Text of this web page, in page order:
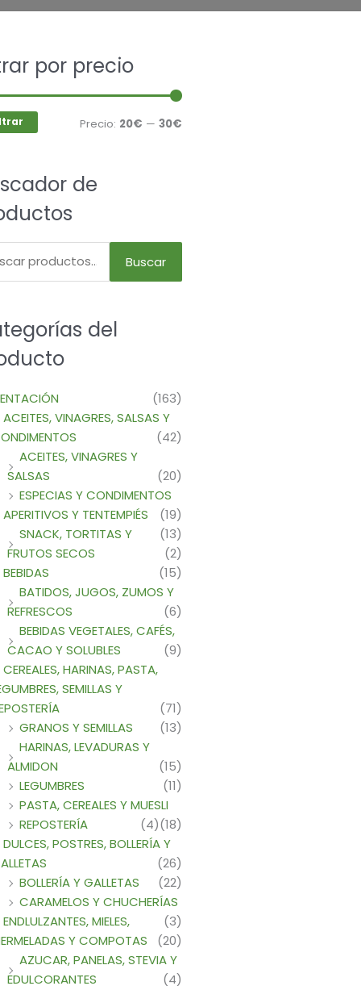
por precio
Precio: 20€ —30€
de
Buscar
del
(163)
ACEITES, VINAGRES, SALSAS Y
(42)
ACEITES, VINAGRES Y
SALSAS
(20)
ESPECIAS Y CONDIMENTOS
(19)
APERITIVOS Y TENTEMPIÉS
(13)
SNACK, TORTITAS Y
FRUTOS SECOS
(2)
BEBIDAS
(15)
BATIDOS, JUGOS, ZUMOS Y
REFRESCOS
(6)
BEBIDAS VEGETALES, CAFÉS,
CACAO Y SOLUBLES
(9)
CEREALES, HARINAS, PASTA,
SEMILLAS Y
(71)
GRANOS Y SEMILLAS
(13)
HARINAS, LEVADURAS Y
ALMIDON
(15)
LEGUMBRES
(11)
PASTA, CEREALES Y MUESLI
(18)
REPOSTERÍA
(4)
DULCES, POSTRES, BOLLERÍA Y
(26)
BOLLERÍA Y GALLETAS
(22)
CARAMELOS Y CHUCHERÍAS
(3)
ENDLULZANTES, MIELES,
Y COMPOTAS
(20)
AZUCAR, PANELAS, STEVIA Y
EDULCORANTES
(4)